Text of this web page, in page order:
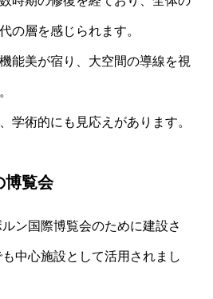
の層を感じられます。
能美が宿り、大空間の導線を視
学術的にも見応えがあります。
博覧会
ン国際博覧会のために建設さ
中心施設として活用されまし